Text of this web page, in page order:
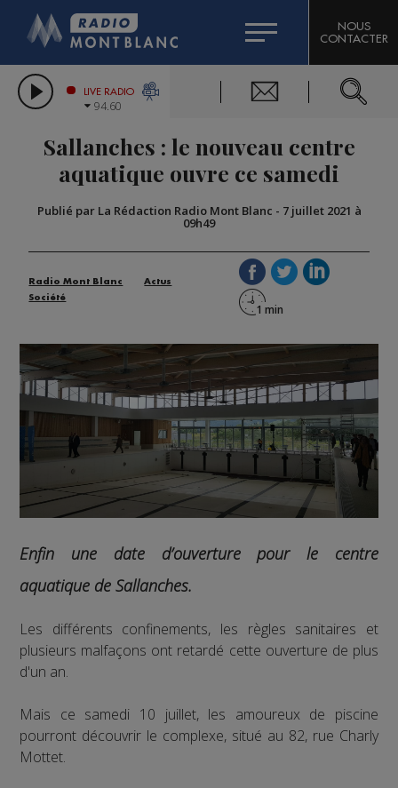
LES CHRONIQUES DE L'EXPERT
CITIZEN MACHINERY
GRAND MASSIF DOMAINES SKIABLES
BIGARD
COMPAGNIE DU MONT-BLANC
NOUS
CONTACTER
LIVE RADIO
94.60
Sallanches : le nouveau centre
aquatique ouvre ce samedi
Publié par La Rédaction Radio Mont Blanc - 7 juillet 2021 à
09h49
Radio Mont Blanc
Actus
Société
Enfin une date d’ouverture pour le centre
aquatique de Sallanches.
Les différents confinements, les règles sanitaires et
plusieurs malfaçons ont retardé cette ouverture de plus
d'un an.
Mais ce samedi 10 juillet, les amoureux de piscine
pourront découvrir le complexe, situé au 82, rue Charly
Mottet.